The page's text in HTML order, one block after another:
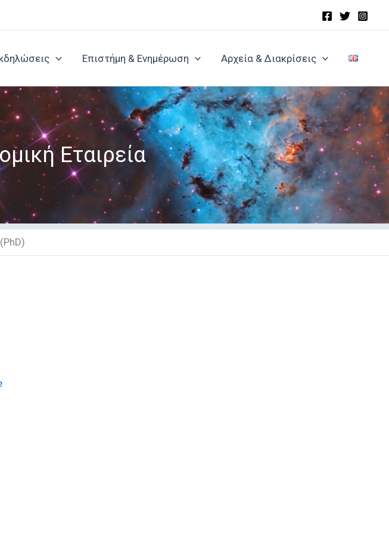
Επιστήμη & Ενημέρωση Αρχεία & Διακρίσεις
Εταιρεία